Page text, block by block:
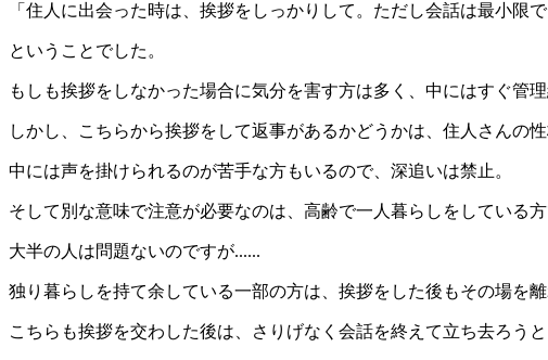
「住人に出会った時は、挨拶をしっかりして。ただし会話は最小限で
ということでした。
もしも挨拶をしなかった場合に気分を害す方は多く、中にはすぐ管
しかし、こちらから挨拶をして返事があるかどうかは、住人さんの性
中には声を掛けられるのが苦手な方もいるので、深追いは禁止。
そして別な意味で注意が必要なのは、高齢で一人暮らしをしている方
大半の人は問題ないのですが......
独り暮らしを持て余している一部の方は、挨拶をした後もその場を
こちらも挨拶を交わした後は、さりげなく会話を終えて立ち去ろうと